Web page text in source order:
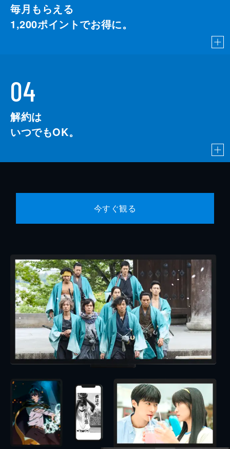
毎月もらえる
1,200ポイントでお得に。
04
解約は
いつでもOK。
今すぐ観る